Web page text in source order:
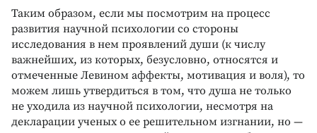
Таким образом, если мы посмотрим на процесс
развития научной психологии со стороны
исследования в нем проявлений души (к числу
важнейших, из которых, безусловно, относятся и
отмеченные Левином аффекты, мотивация и воля), то
можем лишь утвердиться в том, что душа не только
не уходила из научной психологии, несмотря на
декларации ученых о ее решительном изгнании, но —